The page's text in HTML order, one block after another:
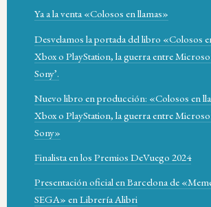
Ya a la venta «Colosos en llamas»
Desvelamos la portada del libro «Colosos
Xbox o PlayStation, la guerra entre
Sony’.
Nuevo libro en producción: «Colosos en
Xbox o PlayStation, la guerra entre
Sony»
Finalista en los Premios DeVuego 2024
Presentación oficial en Barcelona de
SEGA» en Librería Alibri